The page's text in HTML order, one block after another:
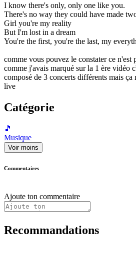
I know there's only, only one like you.
There's no way they could have made
Girl you're my reality
But I'm lost in a dream
You're the first, you're the last, my
comme vous pouvez le constater ce n'est
comme j'avais marqué sur la 1 ère vidéo
composé de 3 concerts différents mais ça
live
Catégorie
🎵
Musique
Voir moins
Commentaires
Ajoute ton commentaire
Recommandations